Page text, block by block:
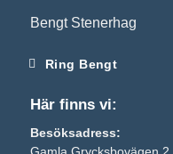
Bengt Stenerhag
Ring Bengt
Här finns vi:
Besöksadress: